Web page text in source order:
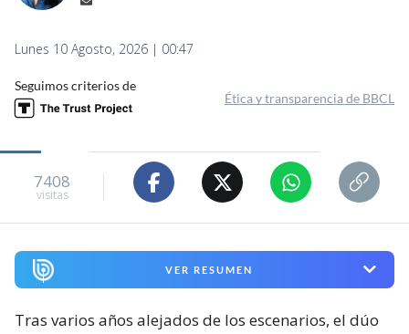
Lunes 10 Agosto, 2026 | 00:47
Seguimos criterios de
Ética y transparencia de BBCL
7408
visitas
VER RESUMEN
Tras varios años alejados de los escenarios, el dúo